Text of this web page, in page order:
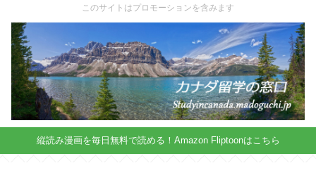
このサイトはプロモーションを含みます
縦読み漫画を毎日無料で読める！Amazon Fliptoonはこちら